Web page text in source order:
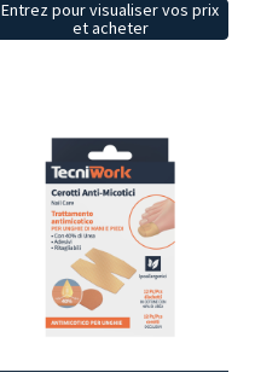
Entrez pour visualiser vos prix
et acheter